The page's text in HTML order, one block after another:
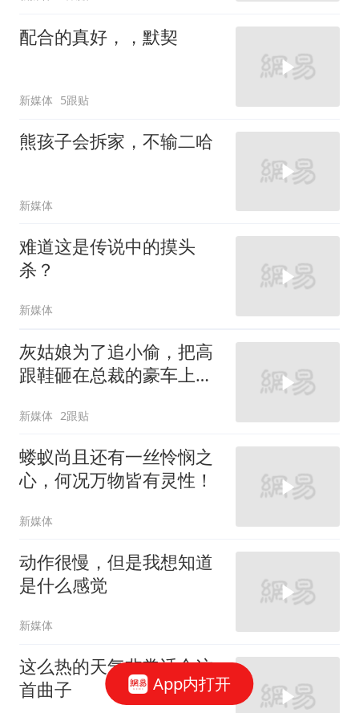
配合的真好，，默契
新媒体 5跟贴
熊孩子会拆家，不输二哈
新媒体
难道这是传说中的摸头
杀？
新媒体
灰姑娘为了追小偷，把高
跟鞋砸在总裁的豪车上，
新媒体 2跟贴
蝼蚁尚且还有一丝怜悯之
心，何况万物皆有灵性！
新媒体
动作很慢，但是我想知道
是什么感觉
新媒体
这么热的天气非常适合这
首曲子
App内打开